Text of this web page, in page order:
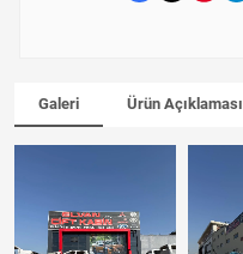
Galeri Ürün Açıklaması